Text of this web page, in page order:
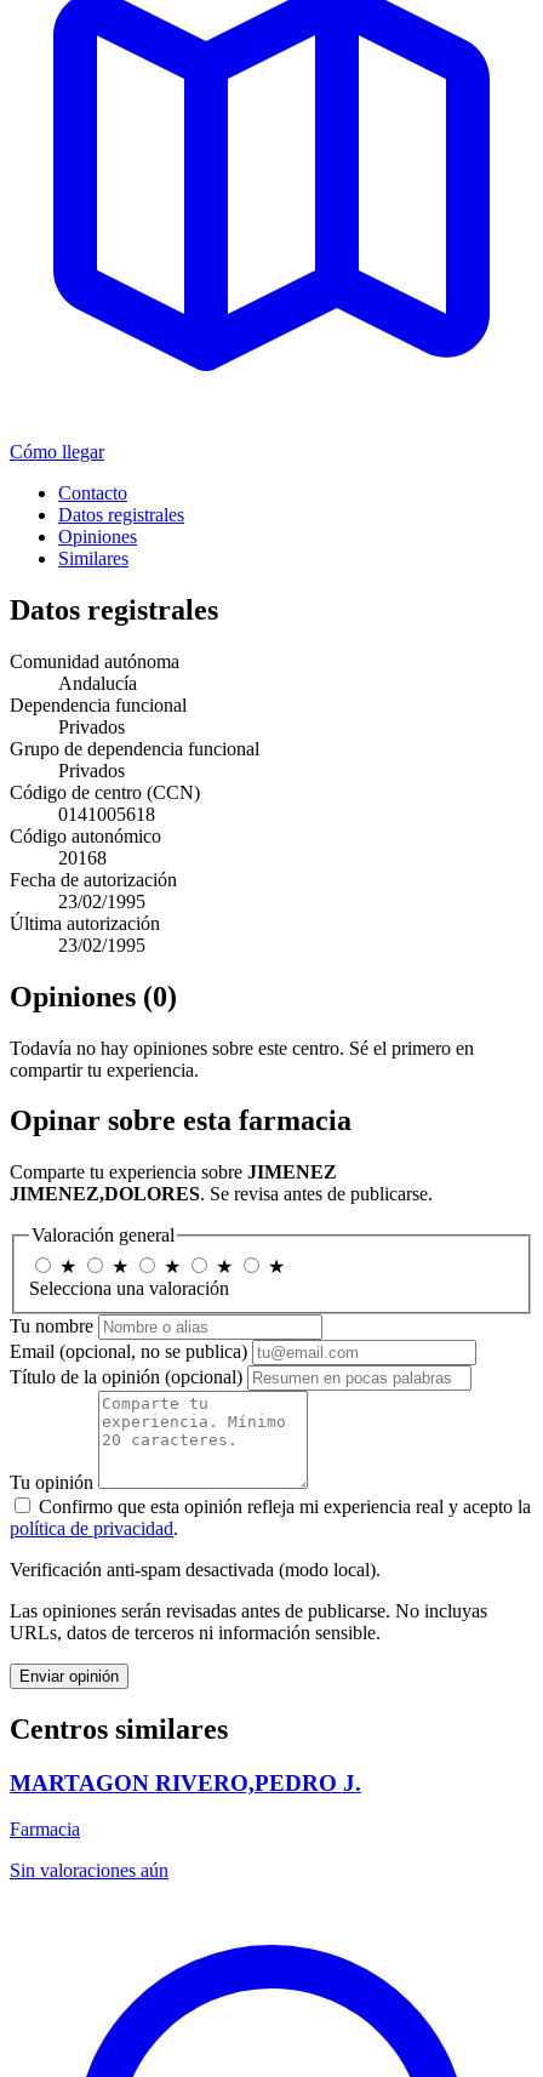
Cómo llegar
Contacto
Datos registrales
Opiniones
Similares
Datos registrales
Comunidad autónoma
Andalucía
Dependencia funcional
Privados
Grupo de dependencia funcional
Privados
Código de centro (CCN)
0141005618
Código autonómico
20168
Fecha de autorización
23/02/1995
Última autorización
23/02/1995
Opiniones (0)
Todavía no hay opiniones sobre este centro. Sé el primero en
compartir tu experiencia.
Opinar sobre esta farmacia
Comparte tu experiencia sobre JIMENEZ
JIMENEZ,DOLORES. Se revisa antes de publicarse.
Valoración general
★
★ ★ ★
★
Selecciona una valoración
Tu nombre
Email (opcional, no se publica)
Título de la opinión (opcional)
Tu opinión
Confirmo que esta opinión refleja mi experiencia real y acepto la
política de privacidad.
Verificación anti-spam desactivada (modo local).
Las opiniones serán revisadas antes de publicarse. No incluyas
URLs, datos de terceros ni información sensible.
Enviar opinión
Centros similares
MARTAGON RIVERO,PEDRO J.
Farmacia
Sin valoraciones aún